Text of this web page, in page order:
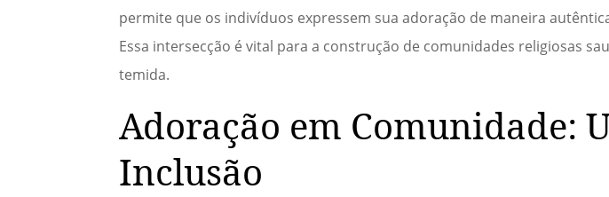
permite que os indivíduos expressem sua adoração de maneira
Essa intersecção é vital para a construção de comunidades religiosas
temida.
Adoração em Comunidade:
Inclusão